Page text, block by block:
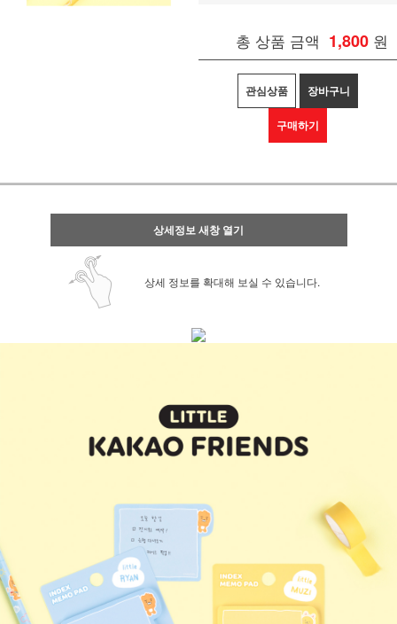
총 상품 금액 1,800 원
관심상품 장바구니
구매하기
상세정보 새창 열기
상세 정보를 확대해 보실 수 있습니다.